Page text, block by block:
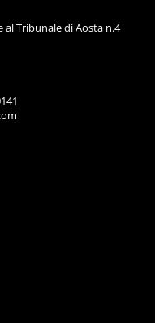
al Tribunale di Aosta n.4